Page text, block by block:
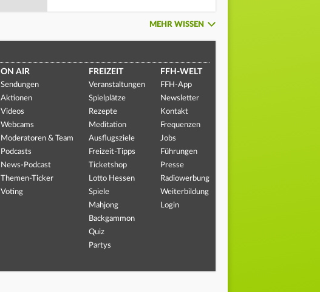
MEHR WISSEN
ON AIR
Sendungen
Aktionen
Videos
Webcams
Moderatoren & Team
Podcasts
News-Podcast
Themen-Ticker
Voting
FREIZEIT
Veranstaltungen
Spielplätze
Rezepte
Meditation
Ausflugsziele
Freizeit-Tipps
Ticketshop
Lotto Hessen
Spiele
Mahjong
Backgammon
Quiz
Partys
FFH-WELT
FFH-App
Newsletter
Kontakt
Frequenzen
Jobs
Führungen
Presse
Radiowerbung
Weiterbildung
Login